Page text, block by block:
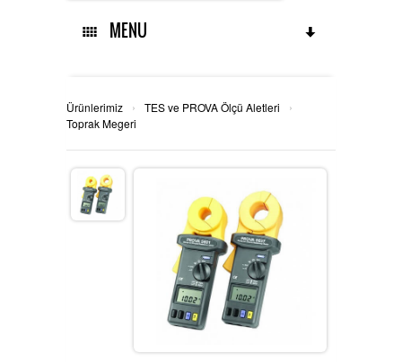
MENU
Ana Sayfa
Kurumsal
MULTİTECH
Hizmetlerimiz
Ürünlerimiz › TES ve PROVA Ölçü Aletleri
›
Toprak Megeri